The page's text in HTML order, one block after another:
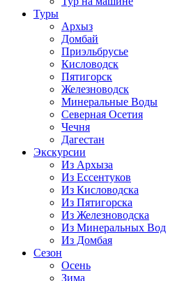
Туры
Архыз
Домбай
Приэльбрусье
Кисловодск
Пятигорск
Железноводск
Минеральные Воды
Северная Осетия
Чечня
Дагестан
Экскурсии
Из Архыза
Из Ессентуков
Из Кисловодска
Из Пятигорска
Из Железноводска
Из Минеральных Вод
Из Домбая
Сезон
Осень
Зима